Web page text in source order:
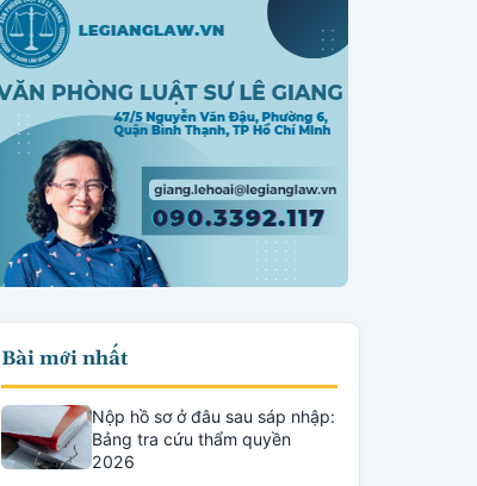
Bài mới nhất
Nộp hồ sơ ở đâu sau sáp nhập:
Bảng tra cứu thẩm quyền
2026